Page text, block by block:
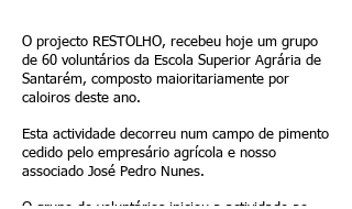
O projecto RESTOLHO, recebeu hoje um grupo
de 60 voluntários da Escola Superior Agrária de
Santarém, composto maioritariamente por
caloiros deste ano.
Esta actividade decorreu num campo de pimento
cedido pelo empresário agrícola e nosso
associado José Pedro Nunes.